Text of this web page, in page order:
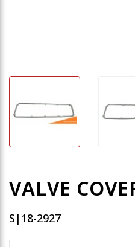
VALVE
S|18-2927